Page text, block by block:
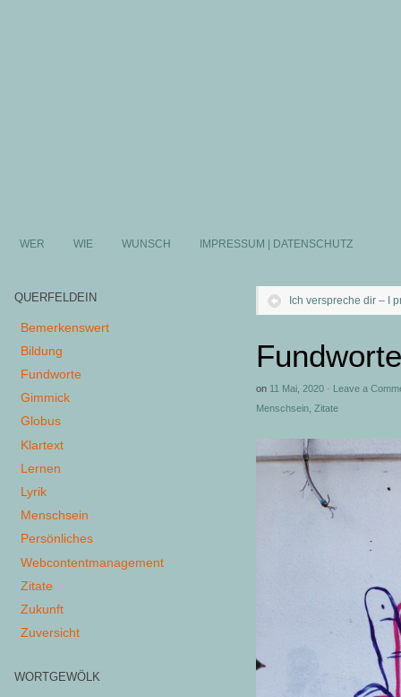
WER WIE WUNSCH IMPRESSUM | DATENSCHUTZ
Ich verspreche dir – I
on 11 Mai, 2020 · Leave a
Menschsein Zitate
QUERFELDEIN
Bemerkenswert
Bildung
Fundworte
Gimmick
Globus
Klartext
Lernen
Lyrik
Menschsein
Persönliches
Webcontentmanagement
Zitate
Zukunft
Zuversicht
WORTGEWÖLK